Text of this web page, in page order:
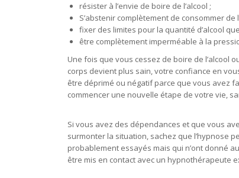
résister à l’envie de boire de l’alcool ;
S’abstenir complètement de consommer
fixer des limites pour la quantité d’alcool
être complètement imperméable à la
Une fois que vous cessez de boire de l’alcool
corps devient plus sain, votre confiance en
être déprimé ou négatif parce que vous avez
commencer une nouvelle étape de votre vie,
Si vous avez des dépendances et que vous
surmonter la situation, sachez que l’hypnose
probablement essayés mais qui n’ont donné
être mis en contact avec un hypnothérapeute